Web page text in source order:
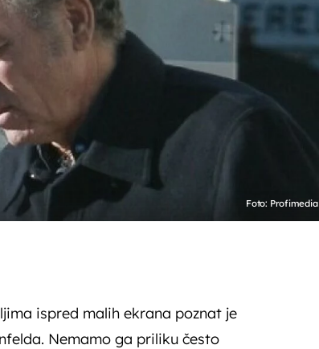
Foto: Profimedia
ispred malih ekrana poznat je
Nemamo ga priliku često